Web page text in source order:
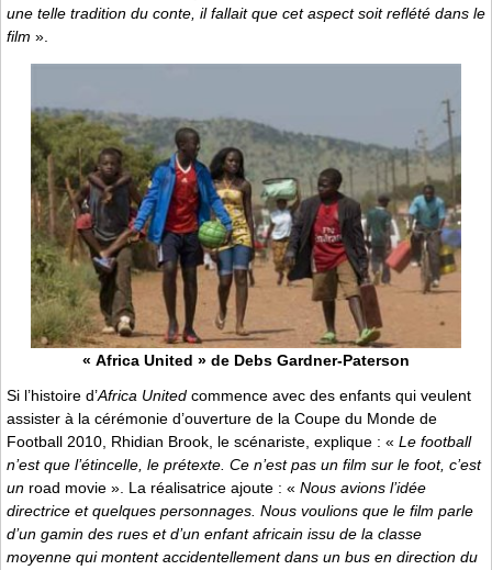
une telle tradition du conte, il fallait que cet aspect soit reflété dans le
film ».
« Africa United » de Debs Gardner-Paterson
Si l’histoire d’Africa United commence avec des enfants qui veulent
assister à la cérémonie d’ouverture de la Coupe du Monde de
Football 2010, Rhidian Brook, le scénariste, explique : « Le football
n’est que l’étincelle, le prétexte. Ce n’est pas un film sur le foot, c’est
un road movie ». La réalisatrice ajoute : « Nous avions l’idée
directrice et quelques personnages. Nous voulions que le film parle
d’un gamin des rues et d’un enfant africain issu de la classe
moyenne qui montent accidentellement dans un bus en direction du